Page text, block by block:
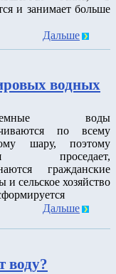
и занимает больше
Дальше
водных
воды
по всему
шару, поэтому
проседает,
гражданские
и сельское хозяйство
Дальше
воду?